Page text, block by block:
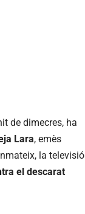
de dimecres, ha
Lara, emès
la televisió
el descarat